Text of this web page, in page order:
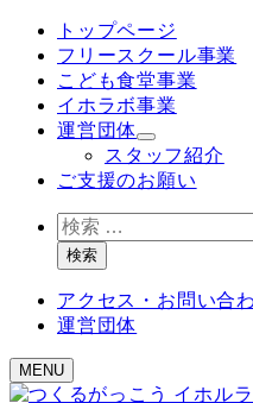
トップページ
フリースクール事業
こども食堂事業
イホラボ事業
運営団体
スタッフ紹介
ご支援のお願い
検
索検索
アクセス・お問い合
運営団体
MENU